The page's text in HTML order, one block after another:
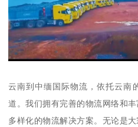
云南到中缅国际物流，依托云南
道。我们拥有完善的物流网络和
多样化的物流解决方案。无论是